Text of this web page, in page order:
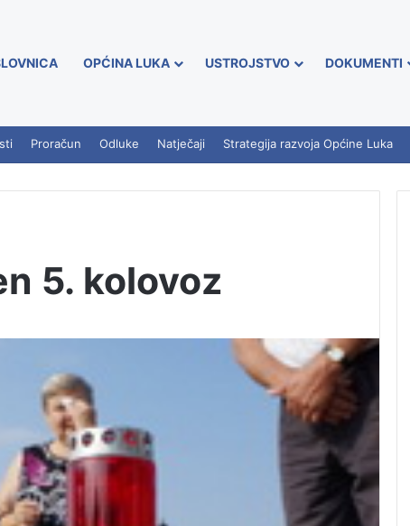
OPĆINA LUKA USTROJSTVO DOKUMENTI
Proračun Odluke Natječaji Strategija razvoja Općine Luka
5. kolovoz